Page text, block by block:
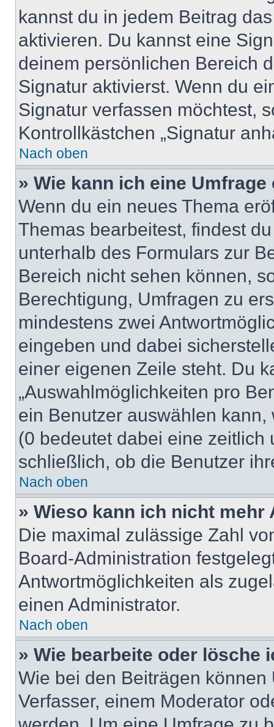
kannst du in jedem Beitrag
aktivieren. Du kannst eine
deinem persönlichen Bereich
Signatur aktivierst. Wenn du
Signatur verfassen möchtest,
Kontrollkästchen „Signatur
Nach oben
» Wie kann ich eine
Wenn du ein neues Thema
Themas bearbeitest, findest
unterhalb des Formulars zur
Bereich nicht sehen können,
Berechtigung, Umfragen zu
mindestens zwei
eingeben und dabei
einer eigenen Zeile steht. Du
„Auswahlmöglichkeiten pro
ein Benutzer auswählen
(0 bedeutet dabei eine
schließlich, ob die Benutzer
Nach oben
» Wieso kann ich nicht
Die maximal zulässige Zahl
Board-Administration
Antwortmöglichkeiten als
einen Administrator.
Nach oben
» Wie bearbeite oder lösche
Wie bei den Beiträgen
Verfasser, einem Moderator